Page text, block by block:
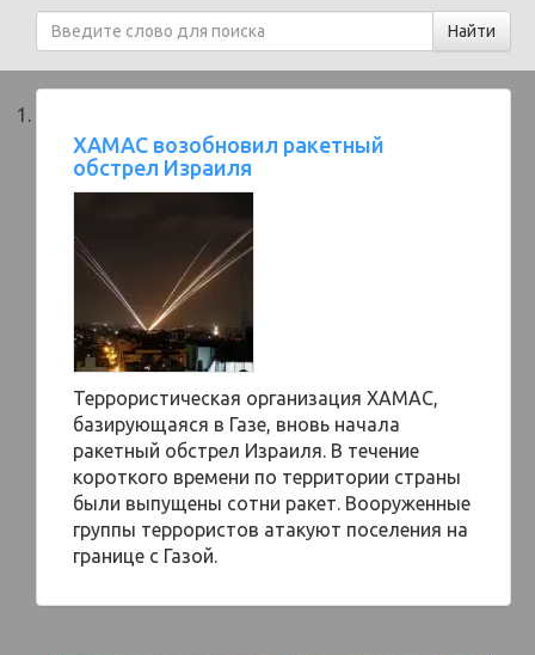
ХАМАС возобновил ракетный
обстрел Израиля
Террористическая организация ХАМАС,
базирующаяся в Газе, вновь начала
ракетный обстрел Израиля. В течение
короткого времени по территории страны
были выпущены сотни ракет. Вооруженные
группы террористов атакуют поселения на
границе с Газой.